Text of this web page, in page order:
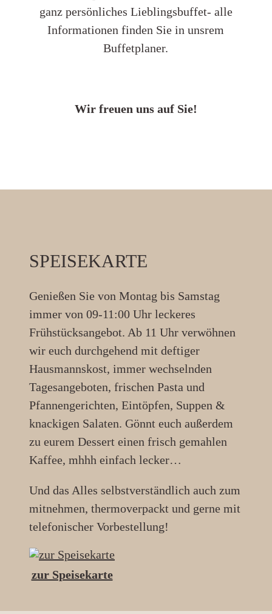
ganz persönliches Lieblingsbuffet- alle
Informationen finden Sie in unsrem
Buffetplaner.
Wir freuen uns auf Sie!
SPEISEKARTE
Genießen Sie von Montag bis Samstag
immer von 09-11:00 Uhr leckeres
Frühstücksangebot. Ab 11 Uhr verwöhnen
wir euch durchgehend mit deftiger
Hausmannskost, immer wechselnden
Tagesangeboten, frischen Pasta und
Pfannengerichten, Eintöpfen, Suppen &
knackigen Salaten. Gönnt euch außerdem
zu eurem Dessert einen frisch gemahlen
Kaffee, mhhh einfach lecker…
Und das Alles selbstverständlich auch zum
mitnehmen, thermoverpackt und gerne mit
telefonischer Vorbestellung!
zur Speisekarte